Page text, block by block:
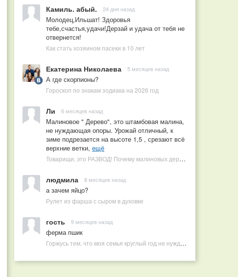
Камиль. абый. 24 дня назад
Молодец,Ильшат! Здоровья
тебе,счастья,удачи!Дерзай и удача от тебя не
отвернется!
Как стать хозяином пасеки в 10 лет
Екатерина Николаева 5 месяцев назад
А где скорпионы?
Гороскоп по знакам зодиака на 2026 год
Ли 6 месяцев назад
Малиновое " Дерево", это штамбовая малина,
не нуждающая опоры. Урожай отличный, к
зиме подрезается на высоте 1,5 , срезают всё
верхние ветки, ещё
Товарищи, это РАЗВОД! Почему малиновых деревьев не бывает, или Как ушлые продавцы наживаются на мечтах садоводов
людмила 8 месяцев назад
а зачем яйцо?
Рулет из фарша с сыром в духовке
гость 9 месяцев назад
ферма пшик
Горжусь тем, что моя семья круглый год не нуждается в покупных витаминах